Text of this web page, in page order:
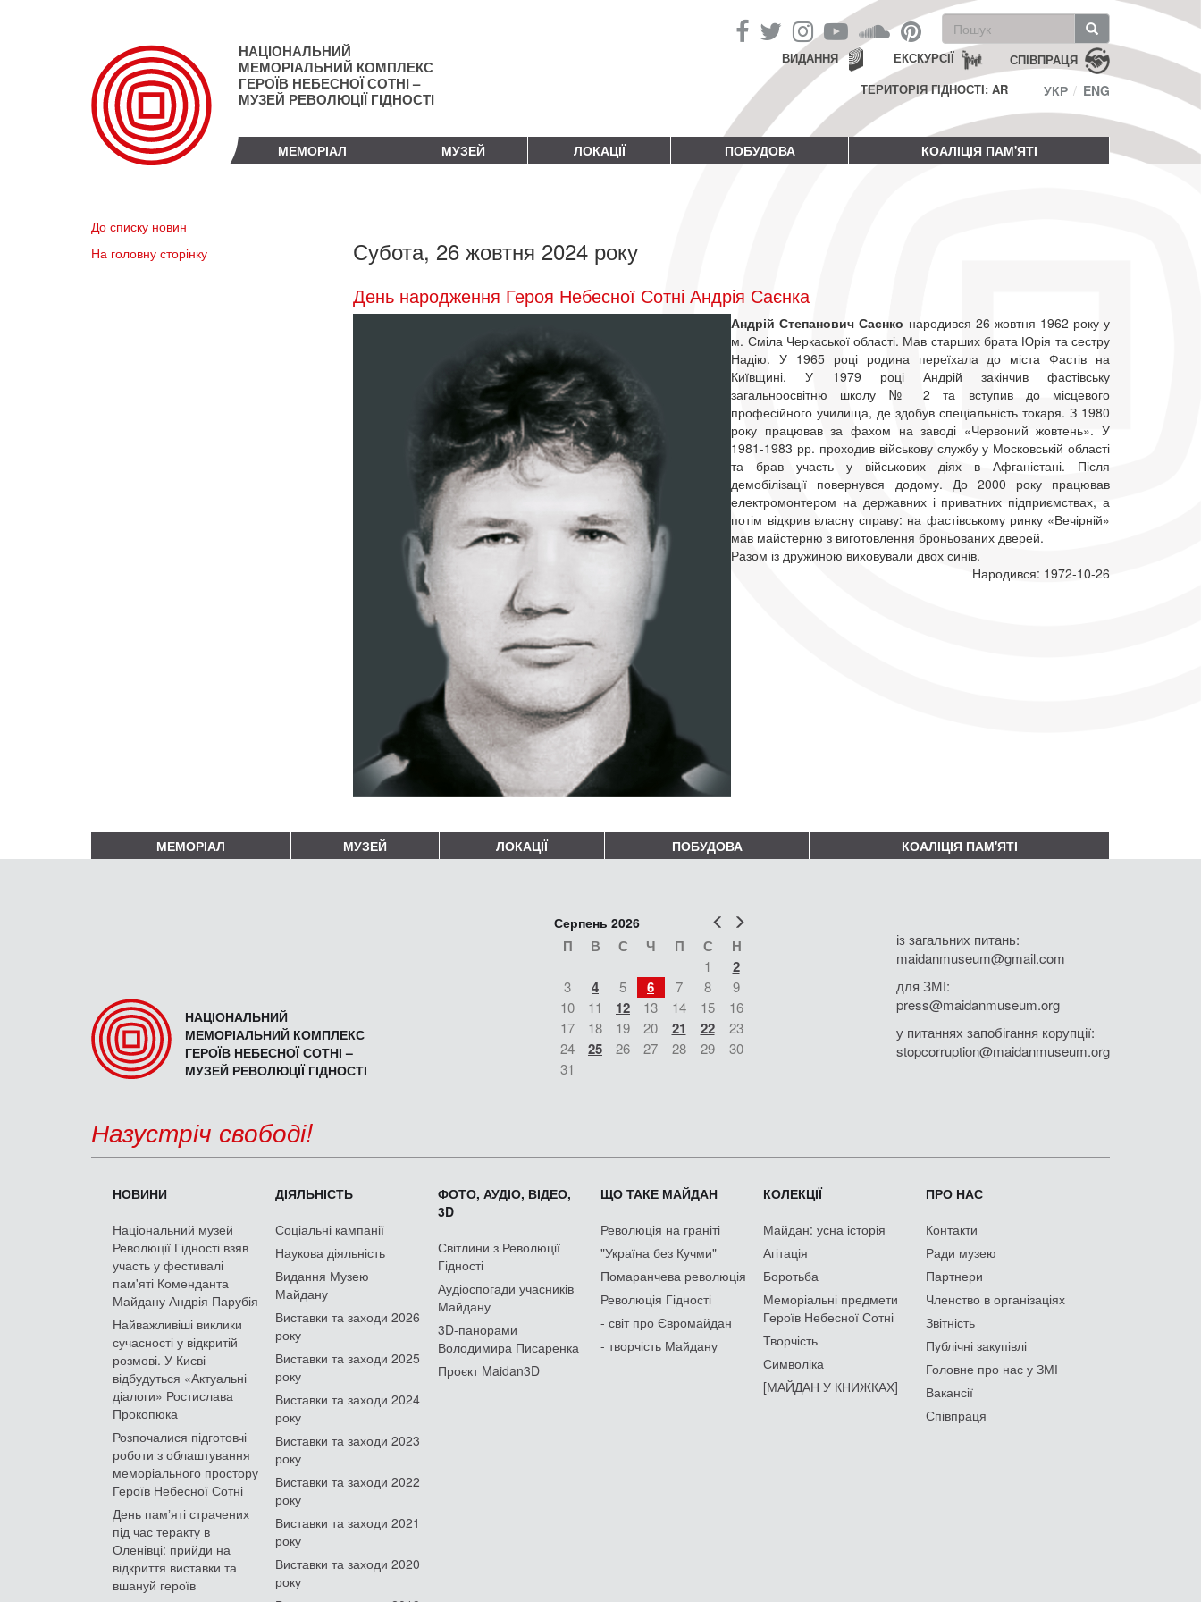
НАЦІОНАЛЬНИЙ
МЕМОРІАЛЬНИЙ КОМПЛЕКС
ГЕРОЇВ НЕБЕСНОЇ СОТНІ –
МУЗЕЙ РЕВОЛЮЦІЇ ГІДНОСТІ
Пошукова
форма
Пошук СПІВПРАЦЯ
ЕКСКУРСІЇ
ВИДАННЯ
ТЕРИТОРІЯ ГІДНОСТІ: AR
УКР ENG
МЕМОРІАЛ МУЗЕЙ ЛОКАЦІЇ ПОБУДОВА КОАЛІЦІЯ ПАМ'ЯТІ
До списку новин
На головну сторінку
Субота, 26 жовтня 2024 року
День народження Героя Небесної Сотні Андрія Саєнка
Андрій Степанович Саєнко народився 26 жовтня 1962 року у
м. Сміла Черкаської області. Мав старших брата Юрія та сестру
Надію. У 1965 році родина переїхала до міста Фастів на
Київщині. У 1979 році Андрій закінчив фастівську
загальноосвітню школу № 2 та вступив до місцевого
професійного училища, де здобув спеціальність токаря. З 1980
року працював за фахом на заводі «Червоний жовтень». У
1981-1983 рр. проходив військову службу у Московській області
та брав участь у військових діях в Афганістані. Після
демобілізації повернувся додому. До 2000 року працював
електромонтером на державних і приватних підприємствах, а
потім відкрив власну справу: на фастівському ринку «Вечірній»
мав майстерню з виготовлення броньованих дверей.
Разом із дружиною виховували двох синів.
Народився: 1972-10-26
МЕМОРІАЛ МУЗЕЙ ЛОКАЦІЇ ПОБУДОВА КОАЛІЦІЯ ПАМ'ЯТІ
НАЦІОНАЛЬНИЙ
МЕМОРІАЛЬНИЙ КОМПЛЕКС
ГЕРОЇВ НЕБЕСНОЇ СОТНІ –
МУЗЕЙ РЕВОЛЮЦІЇ ГІДНОСТІ
Попер
Серпень 2026
П В С Ч П С Н
1 2
3 4 5 6 7 8
9
10
11 12 13 14 15
16
17
18 19 20 21 22
23
24
25 26 27 28 29
30
31
із загальних питань:
maidanmuseum@gmail.com
для ЗМІ:
press@maidanmuseum.org
у питаннях запобігання корупції:
stopcorruption@maidanmuseum.org
Назустріч свободі!
НОВИНИ
Національний музей
Революції Гідності взяв
участь у фестивалі
пам'яті Коменданта
Майдану Андрія Парубія
Найважливіші виклики
сучасності у відкритій
розмові. У Києві
відбудуться «Актуальні
діалоги» Ростислава
Прокопюка
Розпочалися підготовчі
роботи з облаштування
меморіального простору
Героїв Небесної Сотні
День памʼяті страчених
під час теракту в
Оленівці: прийди на
відкриття виставки та
вшануй героїв
ДІЯЛЬНІСТЬ
Соціальні кампанії
Наукова діяльність
Видання Музею
Майдану
Виставки та заходи 2026
року
Виставки та заходи 2025
року
Виставки та заходи 2024
року
Виставки та заходи 2023
року
Виставки та заходи 2022
року
Виставки та заходи 2021
року
Виставки та заходи 2020
року
ФОТО, АУДІО, ВІДЕО,
3D
Світлини з Революції
Гідності
Аудіоспогади учасників
Майдану
3D-панорами
Володимира Писаренка
Проєкт Maidan3D
ЩО ТАКЕ МАЙДАН
Революція на граніті
"Україна без Кучми"
Помаранчева революція
Революція Гідності
- світ про Євромайдан
- творчість Майдану
КОЛЕКЦІЇ
Майдан: усна історія
Агітація
Боротьба
Меморіальні предмети
Героїв Небесної Сотні
Творчість
Символіка
[МАЙДАН У КНИЖКАХ]
ПРО НАС
Контакти
Ради музею
Партнери
Членство в організаціях
Звітність
Публічні закупівлі
Головне про нас у ЗМІ
Вакансії
Співпраця